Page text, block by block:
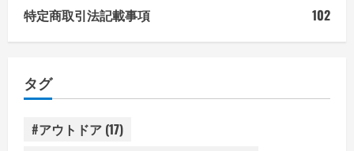
特定商取引法記載事項
102
タグ
#アウトドア (17)